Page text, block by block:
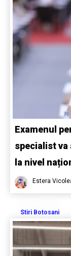
Examenul
specialist va
la nivel
Estera
Stiri Botosani